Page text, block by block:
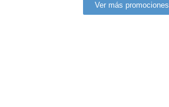
Ver más promociones